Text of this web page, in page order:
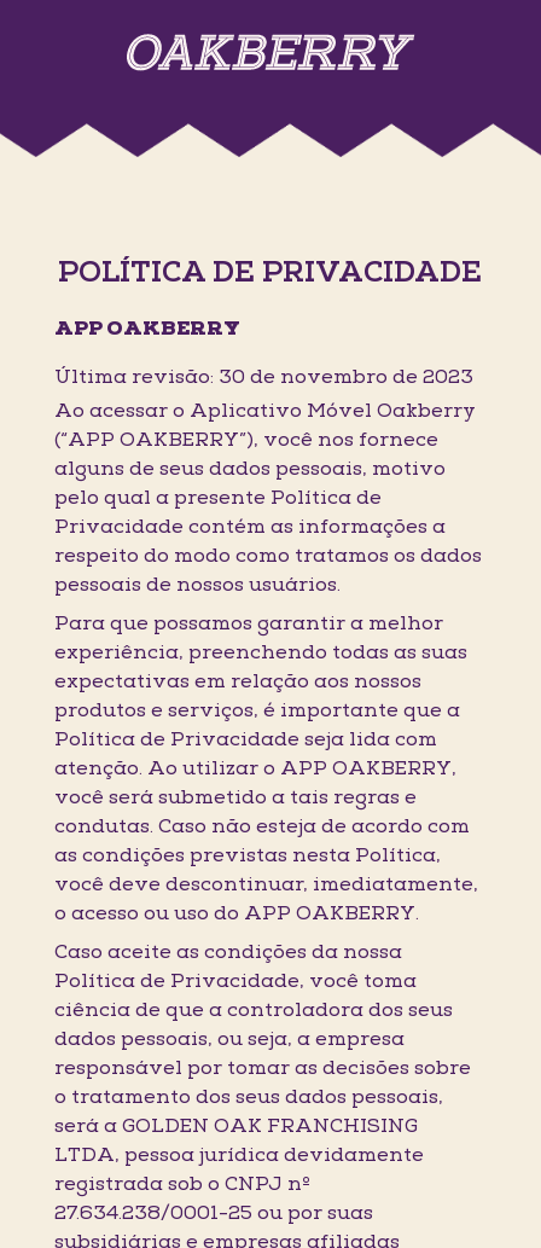
POLÍTICA DE PRIVACIDADE
APP OAKBERRY
Última revisão: 30 de novembro de 2023
Ao acessar o Aplicativo Móvel Oakberry
(“APP OAKBERRY”), você nos fornece
alguns de seus dados pessoais, motivo
pelo qual a presente Política de
Privacidade contém as informações a
respeito do modo como tratamos os dados
pessoais de nossos usuários.
Para que possamos garantir a melhor
experiência, preenchendo todas as suas
expectativas em relação aos nossos
produtos e serviços, é importante que a
Política de Privacidade seja lida com
atenção. Ao utilizar o APP OAKBERRY,
você será submetido a tais regras e
condutas. Caso não esteja de acordo com
as condições previstas nesta Política,
você deve descontinuar, imediatamente,
o acesso ou uso do APP OAKBERRY.
Caso aceite as condições da nossa
Política de Privacidade, você toma
ciência de que a controladora dos seus
dados pessoais, ou seja, a empresa
responsável por tomar as decisões sobre
o tratamento dos seus dados pessoais,
será a GOLDEN OAK FRANCHISING
LTDA, pessoa jurídica devidamente
registrada sob o CNPJ nº
27.634.238/0001-25 ou por suas
subsidiárias e empresas afiliadas